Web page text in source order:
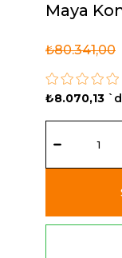
Maya
₺80.341,00
₺8.070,13